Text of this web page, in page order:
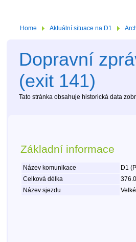
Home Aktuální situace na D1
Dopravní
(exit 141)
Tato stránka obsahuje historická data
Základní informace
Název komunikace
D1
Celková délka
Název sjezdu